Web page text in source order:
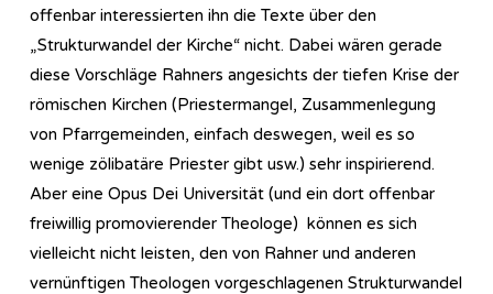
offenbar interessierten ihn die Texte über den
„Strukturwandel der Kirche“ nicht. Dabei wären gerade
diese Vorschläge Rahners angesichts der tiefen Krise der
römischen Kirchen (Priestermangel, Zusammenlegung
von Pfarrgemeinden, einfach deswegen, weil es so
wenige zölibatäre Priester gibt usw.) sehr inspirierend.
Aber eine Opus Dei Universität (und ein dort offenbar
freiwillig promovierender Theologe) können es sich
vielleicht nicht leisten, den von Rahner und anderen
vernünftigen Theologen vorgeschlagenen Strukturwandel